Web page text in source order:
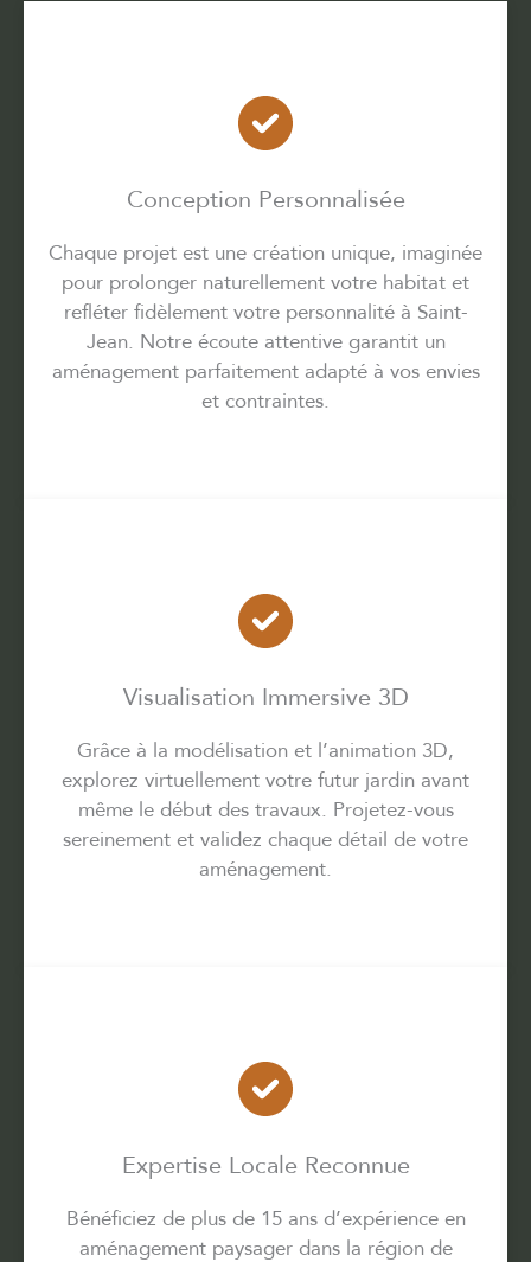
Conception Personnalisée
Chaque projet est une création unique, imaginée
pour prolonger naturellement votre habitat et
refléter fidèlement votre personnalité à Saint-
Jean. Notre écoute attentive garantit un
aménagement parfaitement adapté à vos envies
et contraintes.
Visualisation Immersive 3D
Grâce à la modélisation et l’animation 3D,
explorez virtuellement votre futur jardin avant
même le début des travaux. Projetez-vous
sereinement et validez chaque détail de votre
aménagement.
Expertise Locale Reconnue
Bénéficiez de plus de 15 ans d’expérience en
aménagement paysager dans la région de